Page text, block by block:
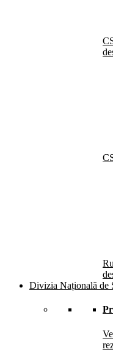
Divizia Națională de